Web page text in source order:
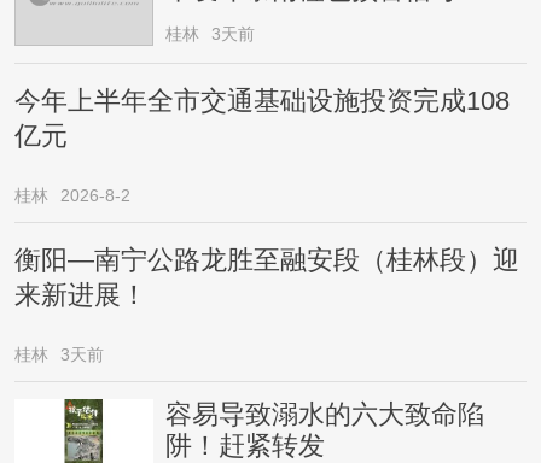
桂林 3天前
今年上半年全市交通基础设施投资完成108
亿元
桂林 2026-8-2
衡阳—南宁公路龙胜至融安段（桂林段）迎
来新进展！
桂林 3天前
容易导致溺水的六大致命陷
阱！赶紧转发